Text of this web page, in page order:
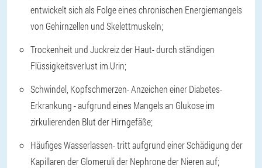
entwickelt sich als Folge eines chronischen Energiemangels
von Gehirnzellen und Skelettmuskeln;
Trockenheit und Juckreiz der Haut- durch ständigen
Flüssigkeitsverlust im Urin;
Schwindel, Kopfschmerzen- Anzeichen einer Diabetes-
Erkrankung - aufgrund eines Mangels an Glukose im
zirkulierenden Blut der Hirngefäße;
Häufiges Wasserlassen- tritt aufgrund einer Schädigung der
Kapillaren der Glomeruli der Nephrone der Nieren auf;